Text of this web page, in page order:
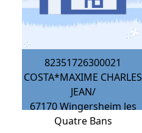
82351726300021
COSTA*MAXIME CHARLES
JEAN/
67170 Wingersheim les
Quatre Bans